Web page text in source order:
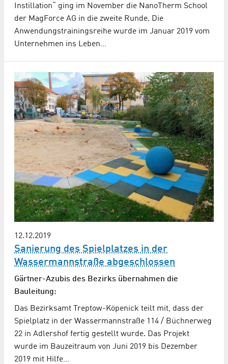
Instillation“ ging im November die NanoTherm School
der MagForce AG in die zweite Runde. Die
Anwendungstrainingsreihe wurde im Januar 2019 vom
Unternehmen ins Leben…
12.12.2019
Sanierung des Spielplatzes in der
Wassermann­straße abgeschlossen
Gärtner-Azubis des Bezirks übernahmen die
Bauleitung:
Das Bezirksamt Treptow-Köpenick teilt mit, dass der
Spielplatz in der Wassermannstraße 114 / Büchnerweg
22 in Adlershof fertig gestellt wurde. Das Projekt
wurde im Bauzeitraum von Juni 2019 bis Dezember
2019 mit Hilfe…